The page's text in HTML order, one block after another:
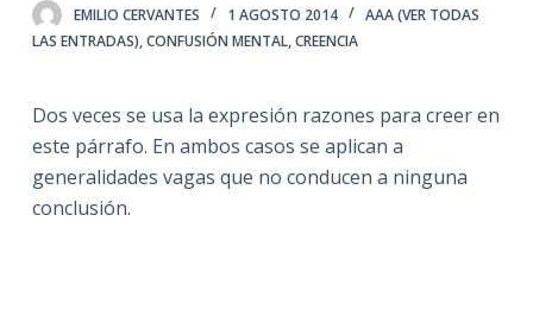
EMILIO CERVANTES 1 AGOSTO 2014
AAA (VER TODAS
LAS ENTRADAS),CONFUSIÓN MENTAL,CREENCIA
Dos veces se usa la expresión razones para creer en
este párrafo. En ambos casos se aplican a
generalidades vagas que no conducen a ninguna
conclusión.